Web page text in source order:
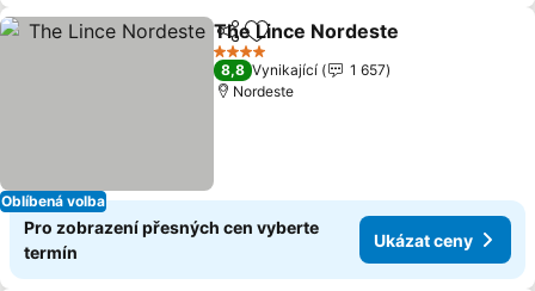
Oblíbená volba
SdíletPřidat na seznam oblíbených
The Lince Nordeste
4 Počet hvězdiček
8,8 Vynikající
1 657
Nordeste
Pro zobrazení přesných cen vyberte
termín
Ukázat ceny